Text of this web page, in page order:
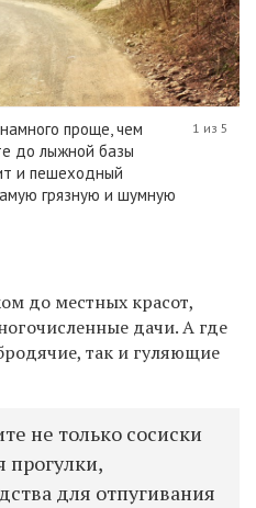
проще, чем
до лыжной базы
и пешеходный
грязную и шумную
1 из 5
до местных красот,
дачи. А где
так и гуляющие
не только сосиски
прогулки,
для отпугивания